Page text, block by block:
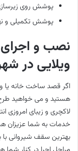
پوشش روی
پوشش تکمیلی و
نصب و
ویلایی در
اگر قصد ساخت خانه یا
هستید و می خواهید
لاکچری و زیبای امروزی
خدمات به شما عزیزان
بهترین سقف شیروانی با